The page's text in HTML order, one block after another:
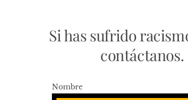
Si has sufrido
contáctanos.
Nombre